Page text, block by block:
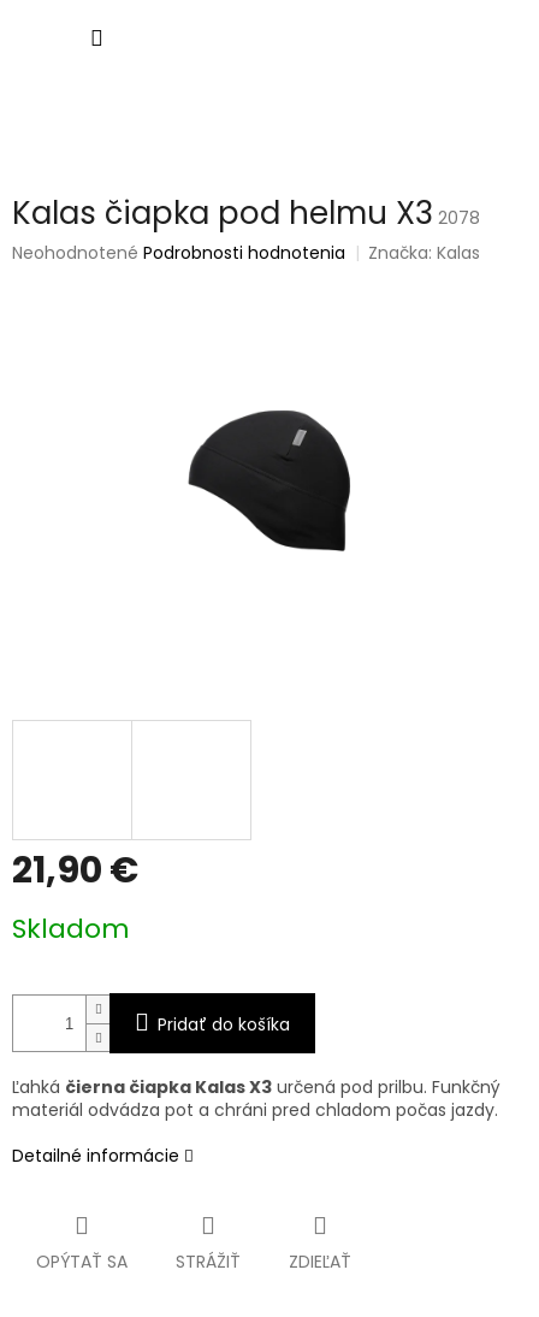
Kalas čiapka pod helmu X3 2078
Priemerné
Neohodnotené Podrobnosti hodnotenia Značka:Kalas
21,90 €
cena:
Skladom
Pridať do košíka
Ľahká čierna čiapka Kalas X3 určená pod prilbu. Funkčný
materiál odvádza pot a chráni pred chladom počas jazdy.
Detailné informácie
OPÝTAŤ SA STRÁŽIŤ ZDIEĽAŤ